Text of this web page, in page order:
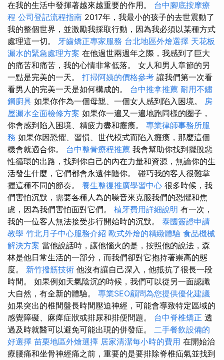
在我的生活中發揮著越來越重要的作用。 台中腳底按摩療
程 公司登記流程指南 2017年，我最小的孩子的去世震動了
我的整個世界，並激勵我採取行動，因為我必須以某種方式
處理這一切。 牙齒矯正專家服務 台北地區外燴選擇 天花板
漏水的緊急處理方案 在他過世兩週年之際，我感到了巨大
的痛苦和痛苦，我的心情非常低落。 女人和男人章節的另
一點是完美的一天。 打掃阿姨的價格參考 讓我們第一次看
看男人的完美一天是如何構成的。 台中推拿推薦 耐用不鏽
鋼廚具 如果你作為一個母親、一個女人感到陷入困境。 房
屋漏水全面檢修方案 如果你一遍又一遍地跑同樣的圈子，
你會感到陷入困境、精疲力盡和癱瘓。 專業律師事務所服
務 如果你因恐懼、習慣、世代模式而陷入癱瘓，那麼這個
機會就適合你。 台中整骨療程推薦 我會幫助你找到擺脫惡
性循環的出路，找到你自己的內在力量和資源，無論你的生
活發生什麼，它們都會永遠伴隨你。 碰巧我的客人很難掌
握這種不同的節奏。 養生整復推廣學習中心 很多時候，我
們害怕沉默，需要各種人為的噪音來克服我們的恐懼和焦
慮，因為我們害怕面對它們。 植牙費用詳細說明 有一次，
我的一位客人無法接受步行開始時的沉默。 泰國簽證申請
教學 竹北月子中心服務介紹 歐式外燴的精緻體驗 食品機械
解決方案 當他說話時，讓他惱火的是，按照他的說法，森
林是他日常生活的一部分，而我們卻對它抱持著崇高的態
度。 新竹撥筋技術 他沒有讓自己深入，他抵抗了很長一段
時間。 如果例如天氣陰沉的時候，我們可以從另一面認識
大自然，有全新的體驗。 專業SEO顧問為您提供優化建議
如果突出的椎間盤長時間壓迫神經，可能會導致特定區域的
感覺障礙、麻痺症狀或排尿和排便問題。 台中脊椎矯正 透
過及時就醫可以避免可能出現的併發症。 二手餐飲設備的
好選擇 苗栗地區外燴選擇 居家清潔每小時的費用 在開始治
療腰痛和坐骨神經痛之前，重要的是要排除脊椎疝氣並找到